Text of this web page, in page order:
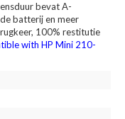
bevat A-
batterij en meer
100% restitutie
with HP Mini 210-